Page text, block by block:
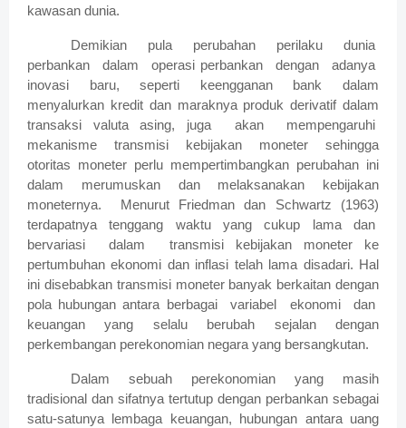
kawasan dunia.
Demikian pula perubahan perilaku dunia
perbankan dalam operasi perbankan dengan adanya
inovasi baru, seperti keengganan bank dalam
menyalurkan kredit dan maraknya produk derivatif dalam
transaksi valuta asing, juga akan mempengaruhi
mekanisme transmisi kebijakan moneter sehingga
otoritas moneter perlu mempertimbangkan perubahan ini
dalam merumuskan dan melaksanakan kebijakan
moneternya. Menurut Friedman dan Schwartz (1963)
terdapatnya tenggang waktu yang cukup lama dan
bervariasi dalam transmisi kebijakan moneter ke
pertumbuhan ekonomi dan inflasi telah lama disadari. Hal
ini disebabkan transmisi moneter banyak berkaitan dengan
pola hubungan antara berbagai variabel ekonomi dan
keuangan yang selalu berubah sejalan dengan
perkembangan perekonomian negara yang bersangkutan.
Dalam sebuah perekonomian yang masih
tradisional dan sifatnya tertutup dengan perbankan sebagai
satu-satunya lembaga keuangan, hubungan antara uang